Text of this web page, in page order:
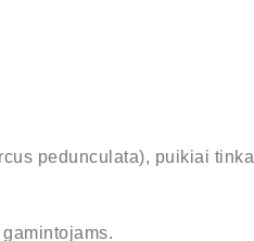
pedunculata), puikiai tinka